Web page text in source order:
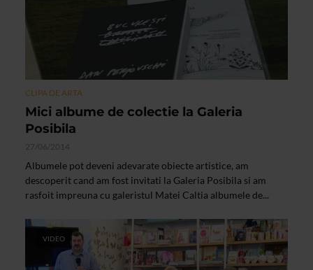
CLIPA DE ARTA
Mici albume de colectie la Galeria
Posibila
27/06/2014
Albumele pot deveni adevarate obiecte artistice, am
descoperit cand am fost invitati la Galeria Posibila si am
rasfoit impreuna cu galeristul Matei Caltia albumele de...
VIDEO